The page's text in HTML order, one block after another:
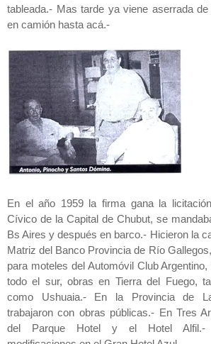
tableada.- Mas tarde ya viene aserrada
en camión hasta acá.-
En el año 1959 la firma gana la
Cívico de la Capital de Chubut, se
Bs Aires y después en barco.- Hicieron la
Matriz del Banco Provincia de Río
para moteles del Automóvil Club
todo el sur, obras en Tierra del Fuego,
como Ushuaia.- En la Provincia de
trabajaron con obras públicas.- En Tres
del Parque Hotel y el Hotel Alfil.-